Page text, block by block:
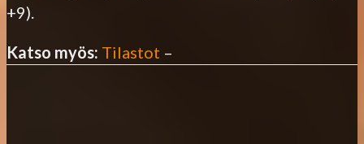
+9).
Katso myös: Tilastot –